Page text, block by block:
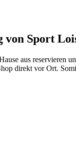
von Sport
aus reservieren
direkt vor Ort.